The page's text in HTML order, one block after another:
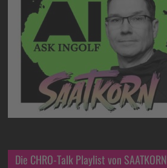
Die CHRO-Talk Playlist von SAATKORN